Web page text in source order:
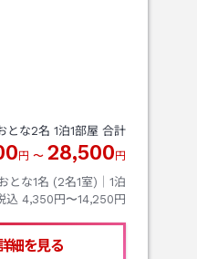
とな2名 1泊1部屋 合計
円 〜 28,500円
とな1名 (2名1室)｜ 1泊
込 4,350円〜14,250円
細を見る